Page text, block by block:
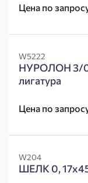
Цена по
W5222
НУРОЛОН 3/0,
лигатура
Цена по
W204
ШЕЛК 0,